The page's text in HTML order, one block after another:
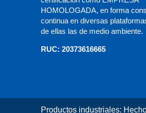
HOMOLOGADA, en forma
continua en diversas
de ellas las de medio ambiente.
RUC: 20373616665
Productos industriales: